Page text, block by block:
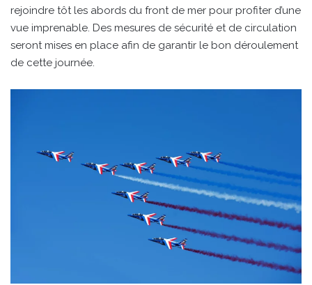
rejoindre tôt les abords du front de mer pour profiter d’une
vue imprenable. Des mesures de sécurité et de circulation
seront mises en place afin de garantir le bon déroulement
de cette journée.